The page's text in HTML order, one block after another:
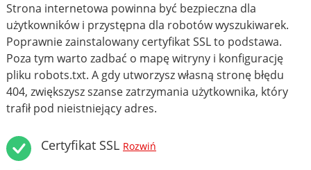
Strona internetowa powinna być bezpieczna dla
użytkowników i przystępna dla robotów wyszukiwarek.
Poprawnie zainstalowany certyfikat SSL to podstawa.
Poza tym warto zadbać o mapę witryny i konfigurację
pliku robots.txt. A gdy utworzysz własną stronę błędu
404, zwiększysz szanse zatrzymania użytkownika, który
trafił pod nieistniejący adres.
Certyfikat SSL Rozwiń